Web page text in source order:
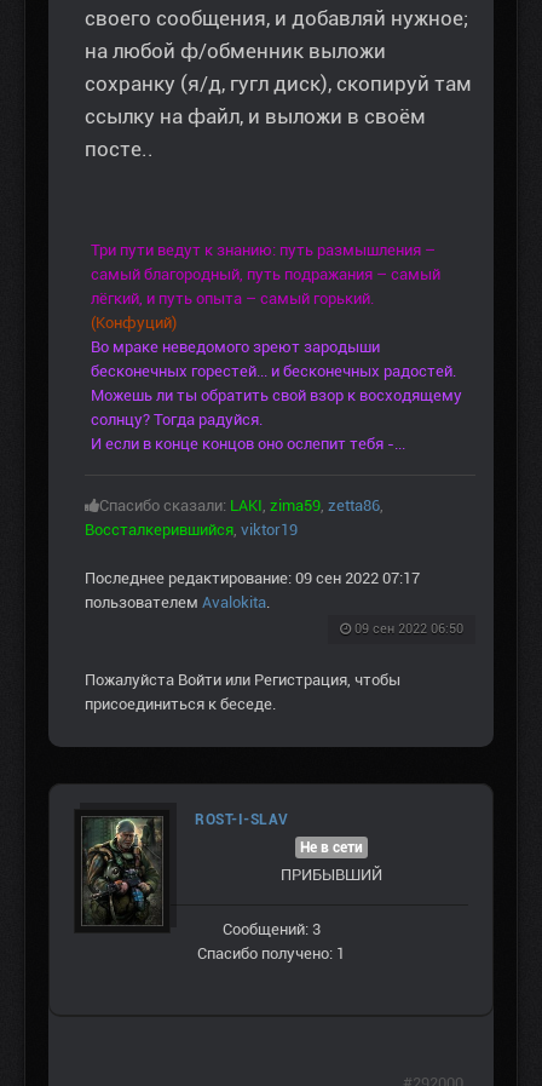
своего сообщения, и добавляй нужное;
на любой ф/обменник выложи
сохранку (я/д, гугл диск), скопируй там
ссылку на файл, и выложи в своём
посте..
Три пути ведут к знанию: путь размышления –
самый благородный, путь подражания – самый
лёгкий, и путь опыта – самый горький.
(Конфуций)
Во мраке неведомого зреют зародыши
бесконечных горестей... и бесконечных радостей.
Можешь ли ты обратить свой взор к восходящему
солнцу? Тогда радуйся.
И если в конце концов оно ослепит тебя -...
Спасибо сказали: LAKI, zima59, zetta86,
Воссталкерившийся, viktor19
Последнее редактирование: 09 сен 2022 07:17
пользователем Avalokita.
09 сен 2022 06:50
Пожалуйста Войти или Регистрация, чтобы
присоединиться к беседе.
ROST-I-SLAV
Не в сети
ПРИБЫВШИЙ
Сообщений: 3
Спасибо получено: 1